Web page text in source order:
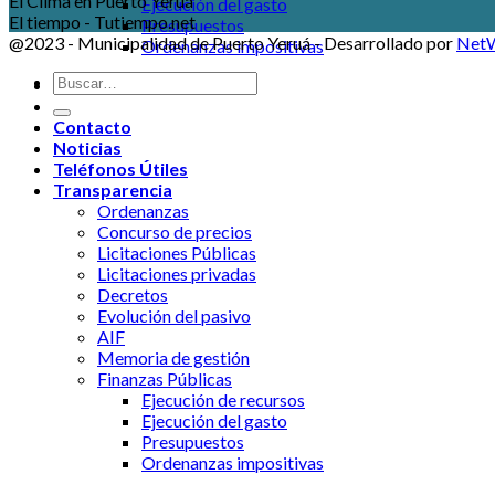
Presupuestos
Ordenanzas impositivas
El tiempo - Tutiempo.net
@2023 - Municipalidad de Puerto Yeruá - Desarrollado por
Contacto
Noticias
Teléfonos Útiles
Transparencia
Ordenanzas
Concurso de precios
Licitaciones Públicas
Licitaciones privadas
Decretos
Evolución del pasivo
AIF
Memoria de gestión
Finanzas Públicas
Ejecución de recursos
Ejecución del gasto
Presupuestos
Ordenanzas impositivas